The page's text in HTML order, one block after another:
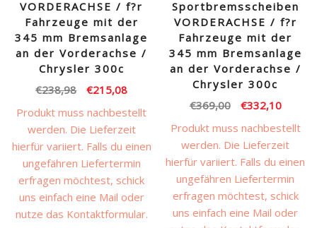
VORDERACHSE / f?r
Fahrzeuge mit der
345 mm Bremsanlage
an der Vorderachse /
Chrysler 300c
€238,98
Ursprünglicher
Preis
war:
€238,98
€215,08Aktueller
Preis
ist:
€215,08.
Produkt muss nachbestellt
werden. Die Lieferzeit
hierfür variiert. Falls du einen
ungefähren Liefertermin
erfragen möchtest, schick
uns einfach eine Mail oder
nutze das Kontaktformular.
Sportbremsscheiben
VORDERACHSE / f?r
Fahrzeuge mit der
345 mm Bremsanlage
an der Vorderachse /
Chrysler 300c
€369,00
Ursprünglicher
Preis
war:
€369,00
€332,10
Preis
ist:
Produkt muss nachbestellt
werden. Die Lieferzeit
hierfür variiert. Falls du einen
ungefähren Liefertermin
erfragen möchtest, schick
uns einfach eine Mail oder